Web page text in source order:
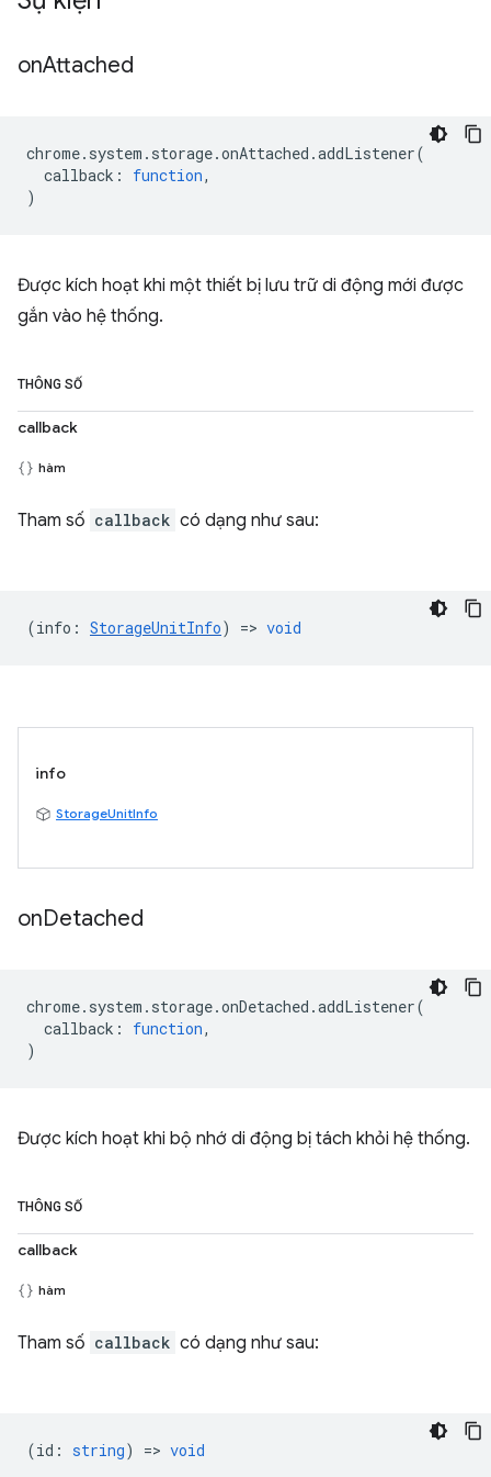
onAttached
chrome. system . storage.onAttached .addListener(
callback : function,
)
Được kích hoạt khi một thiết bị lưu trữ di động mới được
gắn vào hệ thống.
THÔNG SỐ
callback
hàm
Tham số callback có dạng như sau:
(info : StorageUnitInfo) => void
info
StorageUnitInfo
onDetached
chrome. system . storage.onDetached .addListener(
callback : function,
)
Được kích hoạt khi bộ nhớ di động bị tách khỏi hệ thống.
THÔNG SỐ
callback
hàm
Tham số callback có dạng như sau:
(id : string) => void